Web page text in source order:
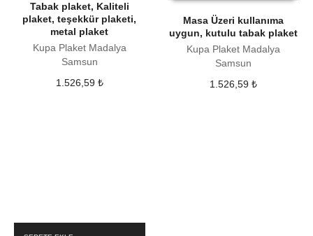
Tabak plaket, Kaliteli
plaket, teşekkür plaketi,
metal plaket
Kupa Plaket Madalya
Samsun
1.526,59 ₺
Masa Üzeri kullanıma
uygun, kutulu tabak plaket
Kupa Plaket Madalya
Samsun
1.526,59₺